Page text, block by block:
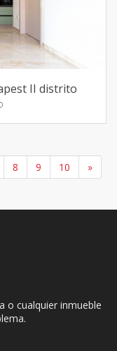
II distrito
8 9 10 »
o cualquier inmueble